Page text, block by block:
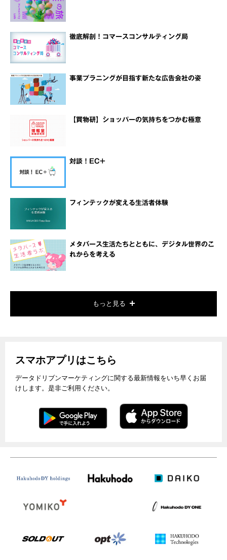
徹底解剖！コマースコンサルティング局
事業プラニングが目指す新たな広告会社の姿
【買物研】ショッパーの気持ちをつかむ極意
対談！EC+
フィンテックが変える生活者体験
メタバース生活たちとともに、デジタル世界のこ
れからを考える
もっと見る
スマホアプリはこちら
データドリブンマーケティングに関する最新情報をいち早くお届
けします。是非ご利用ください。